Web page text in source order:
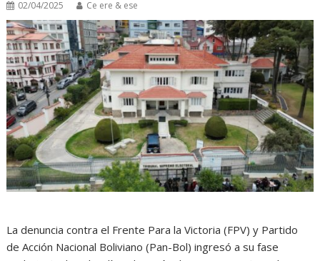
02/04/2025 Ce ere & ese
La denuncia contra el Frente Para la Victoria (FPV) y Partido
de Acción Nacional Boliviano (Pan-Bol) ingresó a su fase